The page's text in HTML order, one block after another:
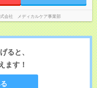
式会社 メディカルケア事業部
ると、
ます！